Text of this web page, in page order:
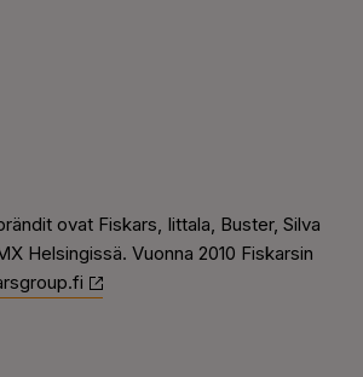
ovat Fiskars, Iittala, Buster, Silva
Helsingissä. Vuonna 2010 Fiskarsin